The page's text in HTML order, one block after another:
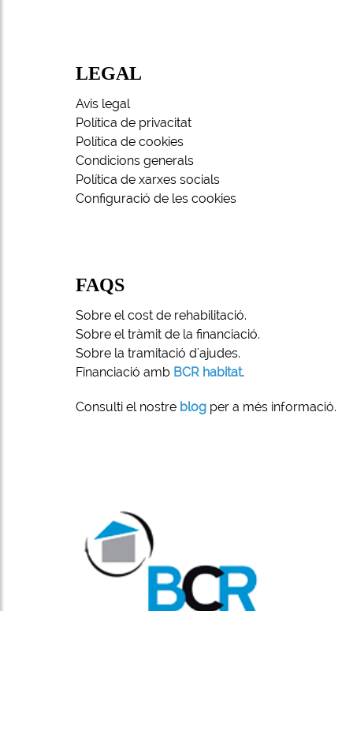
LEGAL
Avis legal
Política de privacitat
Política de cookies
Condicions generals
Política de xarxes socials
Configuració de les cookies
FAQS
Sobre el cost de rehabilitació.
Sobre el tràmit de la financiació.
Sobre la tramitació d'ajudes.
Financiació amb BCR habitat.
Consulti el nostre blog per a més informació.